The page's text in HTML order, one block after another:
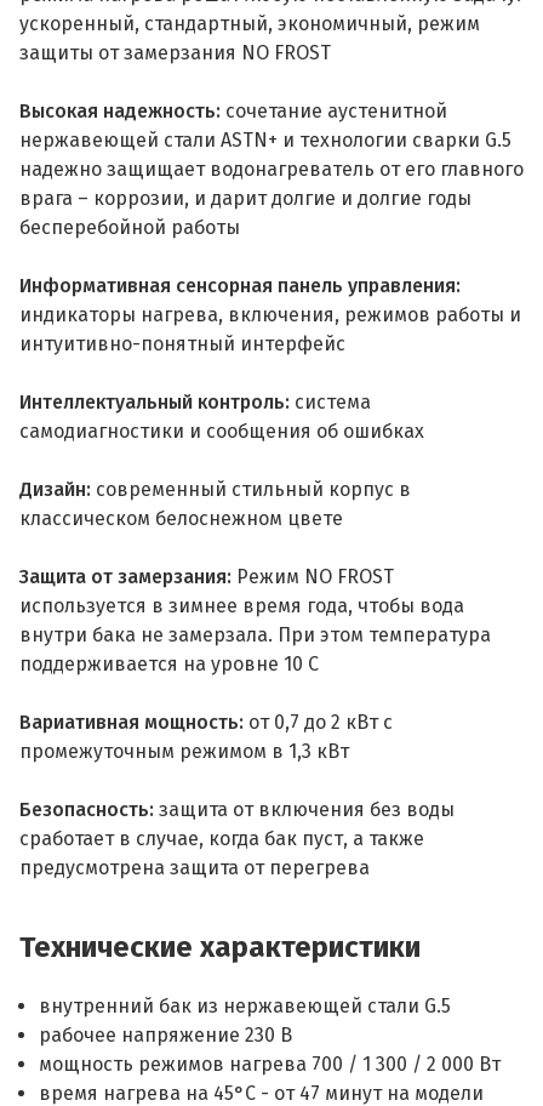
ускоренный, стандартный, экономичный, режим
защиты от замерзания NO FROST
Высокая надежность: сочетание аустенитной
нержавеющей стали ASTN+ и технологии сварки G.5
надежно защищает водонагреватель от его главного
врага – коррозии, и дарит долгие и долгие годы
бесперебойной работы
Информативная сенсорная панель управления:
индикаторы нагрева, включения, режимов работы и
интуитивно-понятный интерфейс
Интеллектуальный контроль: система
самодиагностики и сообщения об ошибках
Дизайн: современный стильный корпус в
классическом белоснежном цвете
Защита от замерзания: Режим NO FROST
используется в зимнее время года, чтобы вода
внутри бака не замерзала. При этом температура
поддерживается на уровне 10 С
Вариативная мощность: от 0,7 до 2 кВт с
промежуточным режимом в 1,3 кВт
Безопасность: защита от включения без воды
сработает в случае, когда бак пуст, а также
предусмотрена защита от перегрева
Технические характеристики
внутренний бак из нержавеющей стали G.5
рабочее напряжение 230 В
мощность режимов нагрева 700 / 1 300 / 2 000 Вт
время нагрева на 45°С - от 47 минут на модели